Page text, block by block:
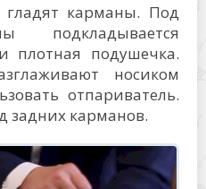
карманы. Под
подкладывается
плотная подушечка.
носиком
отпариватель.
задних карманов.